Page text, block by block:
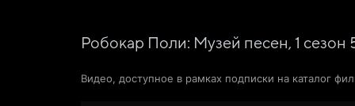
Робокар Поли: Музей песен, 1 сезон
Видео, доступное в рамках подписки на каталог